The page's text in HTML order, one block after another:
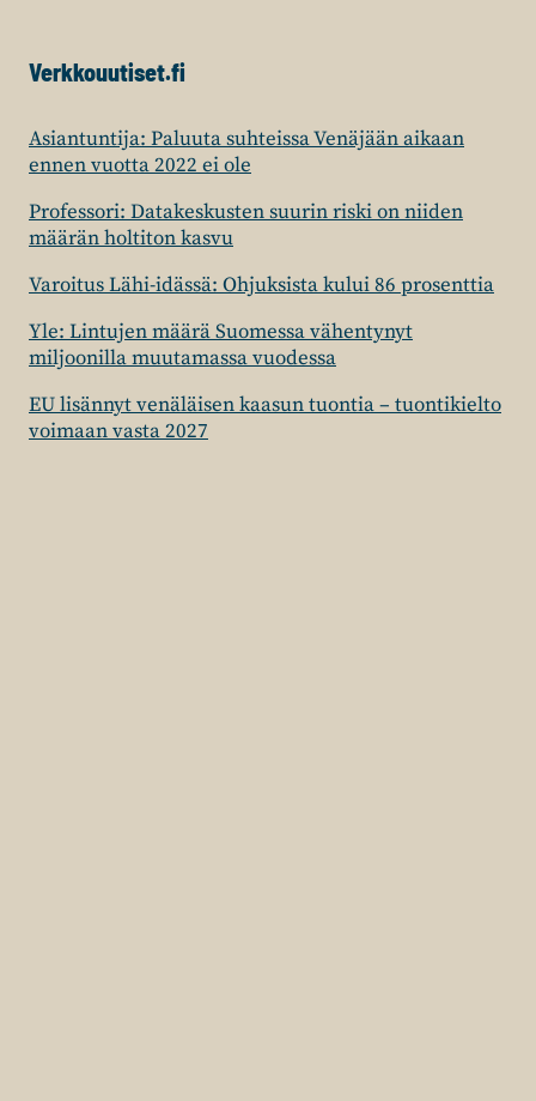
Verkkouutiset.fi
Asiantuntija: Paluuta suhteissa Venäjään aikaan
ennen vuotta 2022 ei ole
Professori: Datakeskusten suurin riski on niiden
määrän holtiton kasvu
Varoitus Lähi-idässä: Ohjuksista kului 86 prosenttia
Yle: Lintujen määrä Suomessa vähentynyt
miljoonilla muutamassa vuodessa
EU lisännyt venäläisen kaasun tuontia – tuontikielto
voimaan vasta 2027